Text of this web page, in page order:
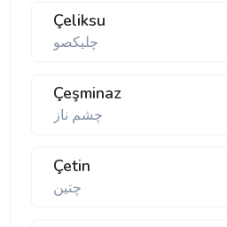
Çeliksu
چلیكصو
Çeşminaz
چشم ناز
Çetin
چتین